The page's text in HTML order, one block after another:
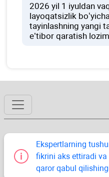
2026 yil 1 iyuldan
layoqatsizlik
tayinlashning yangi
e’tibor qaratish
Ekspertlarning
fikrini aks ettiradi
qaror qabul